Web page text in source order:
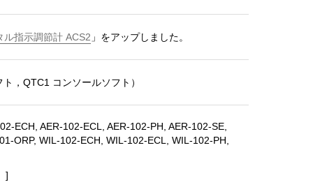
ル指示調節計 ACS2 」をアップしました。
，QTC1 コンソールソフト）
ECH, AER-102-ECL, AER-102-PH, AER-102-SE,
ORP, WIL-102-ECH, WIL-102-ECL, WIL-102-PH,
]